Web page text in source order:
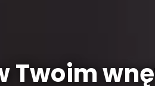
Twoim